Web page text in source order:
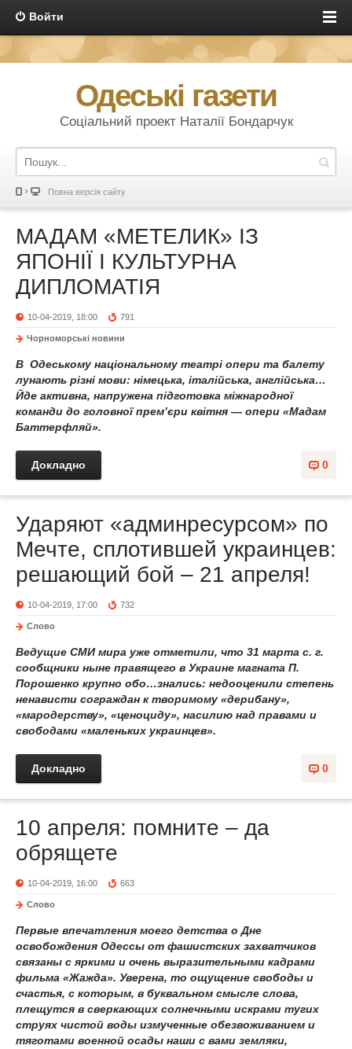
Войти
Одеські газети
Соціальний проект Наталії Бондарчук
Повна версія сайту
МАДАМ «МЕТЕЛИК» ІЗ
ЯПОНІЇ І КУЛЬТУРНА
ДИПЛОМАТІЯ
10-04-2019, 18:00 791
Чорноморські новини
В Одеському національному театрі опери та балету
лунають різні мови: німецька, італійська, англійська…
Йде активна, напружена підготовка міжнародної
команди до головної прем’єри квітня — опери «Мадам
Баттерфляй».
0
Докладно
Ударяют «админресурсом» по
Мечте, сплотившей украинцев:
решающий бой – 21 апреля!
10-04-2019, 17:00 732
Слово
Ведущие СМИ мира уже отметили, что 31 марта с. г.
сообщники ныне правящего в Украине магната П.
Порошенко крупно обо…знались: недооценили степень
ненависти сограждан к творимому «дерибану»,
«мародерству», «ценоциду», насилию над правами и
свободами «маленьких украинцев».
0
Докладно
10 апреля: помните – да
обрящете
10-04-2019, 16:00 663
Слово
Первые впечатления моего детства о Дне
освобождения Одессы от фашистских захватчиков
связаны с яркими и очень выразительными кадрами
фильма «Жажда». Уверена, то ощущение свободы и
счастья, с которым, в буквальном смысле слова,
плещутся в сверкающих солнечными искрами тугих
струях чистой воды измученные обезвоживанием и
тяготами военной осады наши с вами земляки,